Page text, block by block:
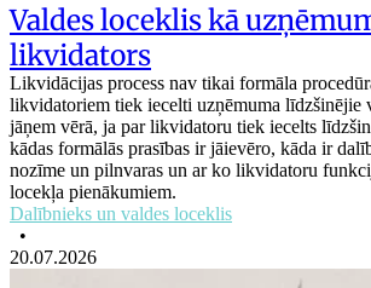
Valdes loceklis kā
likvidators
Likvidācijas process nav tikai formāla
likvidatoriem tiek iecelti uzņēmuma līdzšinējie
jāņem vērā, ja par likvidatoru tiek iecelts
kādas formālās prasības ir jāievēro, kāda ir
nozīme un pilnvaras un ar ko likvidatoru
locekļa pienākumiem.
Dalībnieks un valdes loceklis
•
20.07.2026